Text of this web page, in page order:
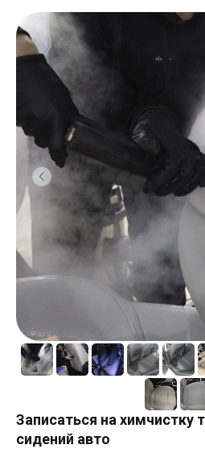
Записаться на химчистку
сидений авто